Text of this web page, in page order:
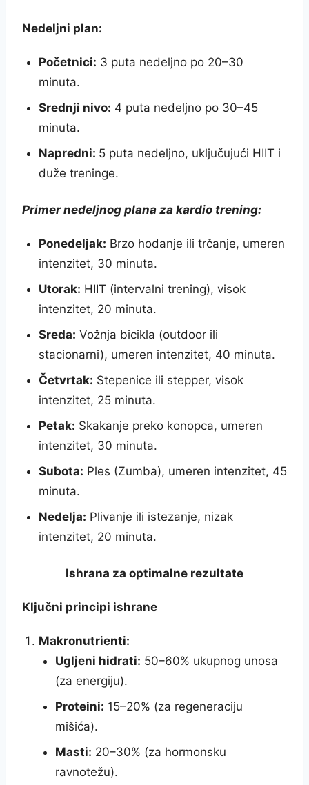
Nedeljni plan:
Početnici: 3 puta nedeljno po 20–30
minuta.
Srednji nivo: 4 puta nedeljno po 30–45
minuta.
Napredni: 5 puta nedeljno, uključujući HIIT i
duže treninge.
Primer nedeljnog plana za kardio trening:
Ponedeljak: Brzo hodanje ili trčanje, umeren
intenzitet, 30 minuta.
Utorak: HIIT (intervalni trening), visok
intenzitet, 20 minuta.
Sreda: Vožnja bicikla (outdoor ili
stacionarni), umeren intenzitet, 40 minuta.
Četvrtak: Stepenice ili stepper, visok
intenzitet, 25 minuta.
Petak: Skakanje preko konopca, umeren
intenzitet, 30 minuta.
Subota: Ples (Zumba), umeren intenzitet, 45
minuta.
Nedelja: Plivanje ili istezanje, nizak
intenzitet, 20 minuta.
Ishrana za optimalne rezultate
Ključni principi ishrane
Makronutrienti:
Ugljeni hidrati: 50–60% ukupnog unosa
(za energiju).
Proteini: 15–20% (za regeneraciju
mišića).
Masti: 20–30% (za hormonsku
ravnotežu).